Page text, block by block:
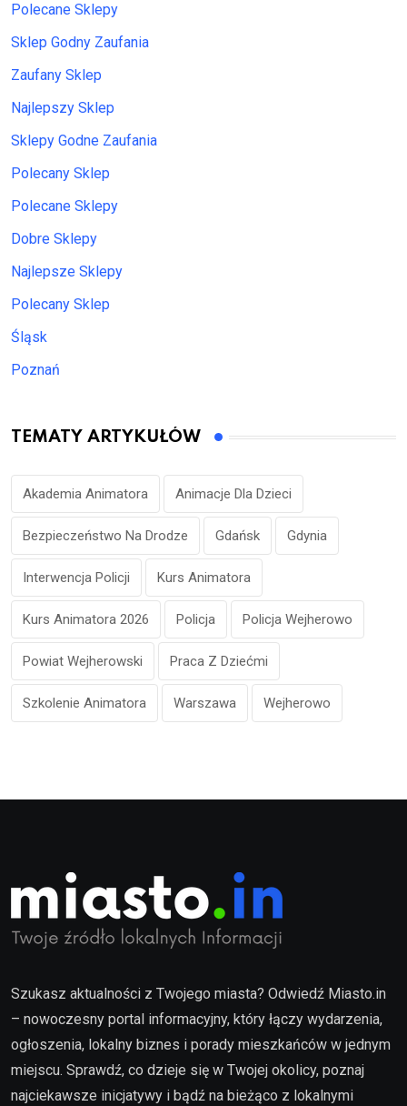
Polecane Sklepy
Sklep Godny Zaufania
Zaufany Sklep
Najlepszy Sklep
Sklepy Godne Zaufania
Polecany Sklep
Polecane Sklepy
Dobre Sklepy
Najlepsze Sklepy
Polecany Sklep
Śląsk
Poznań
TEMATY ARTYKUŁÓW
Akademia Animatora Animacje Dla Dzieci
Bezpieczeństwo Na Drodze Gdańsk Gdynia
Interwencja Policji Kurs Animatora
Kurs Animatora 2026 Policja Policja Wejherowo
Powiat Wejherowski Praca Z Dziećmi
Szkolenie Animatora Warszawa Wejherowo
Szukasz aktualności z Twojego miasta? Odwiedź Miasto.in
– nowoczesny portal informacyjny, który łączy wydarzenia,
ogłoszenia, lokalny biznes i porady mieszkańców w jednym
miejscu. Sprawdź, co dzieje się w Twojej okolicy, poznaj
najciekawsze inicjatywy i bądź na bieżąco z lokalnymi